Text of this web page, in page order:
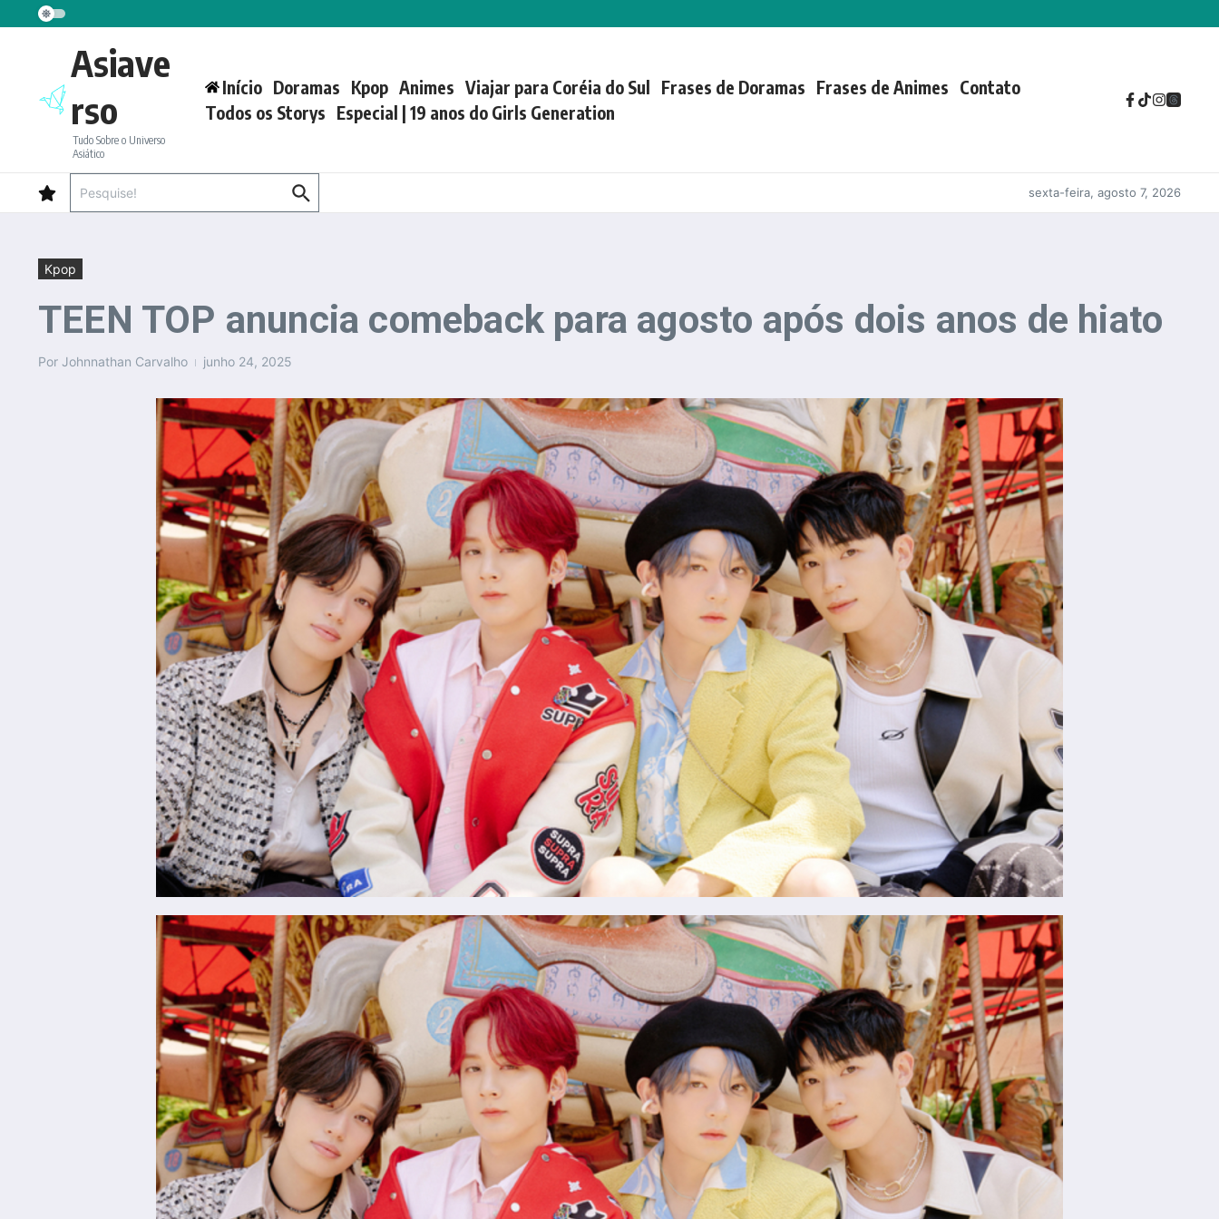
Ir para o conteúdo
Asiave
rso
Tudo Sobre o Universo
Asiático
Início Doramas Kpop Animes Viajar para Coréia do Sul Frases de Doramas Frases de Animes Contato
Todos os Storys Especial | 19 anos do Girls Generation
sexta-feira, agosto 7, 2026
Kpop
TEEN TOP anuncia comeback para agosto após dois anos de hiato
Por Johnnathan Carvalho junho 24, 2025